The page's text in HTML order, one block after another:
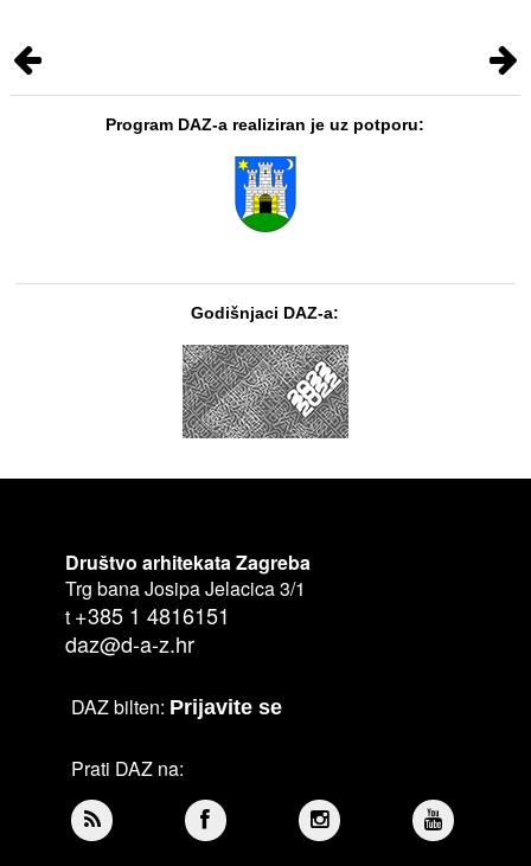
Program DAZ-a realiziran je uz potporu:
Godišnjaci DAZ-a:
Društvo arhitekata Zagreba
Trg bana Josipa Jelacica 3/1
t +385 1 4816151
daz@d-a-z.hr
DAZ bilten: Prijavite se
Prati DAZ na: